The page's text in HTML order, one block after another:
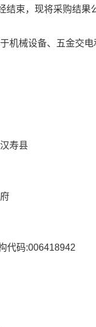
结束，现将采购结果
机械设备、五金交
寿县
代码:006418942